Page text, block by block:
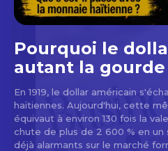
Pourquoi le
autant la
En 1919, le dollar américain
haïtiennes. Aujourd'hui, cette
équivaut à environ 130 fois la
chute de plus de 2 600 % en un
déjà alarmants sur le marché